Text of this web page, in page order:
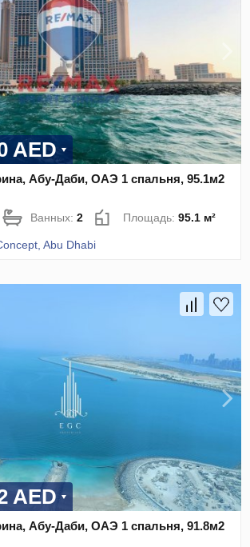
AED
Абу-Даби, ОАЭ 1 спальня, 95.1м2
Ванных:2 Площадь:95.1 м²
Abu Dhabi
AED
Абу-Даби, ОАЭ 1 спальня, 91.8м2